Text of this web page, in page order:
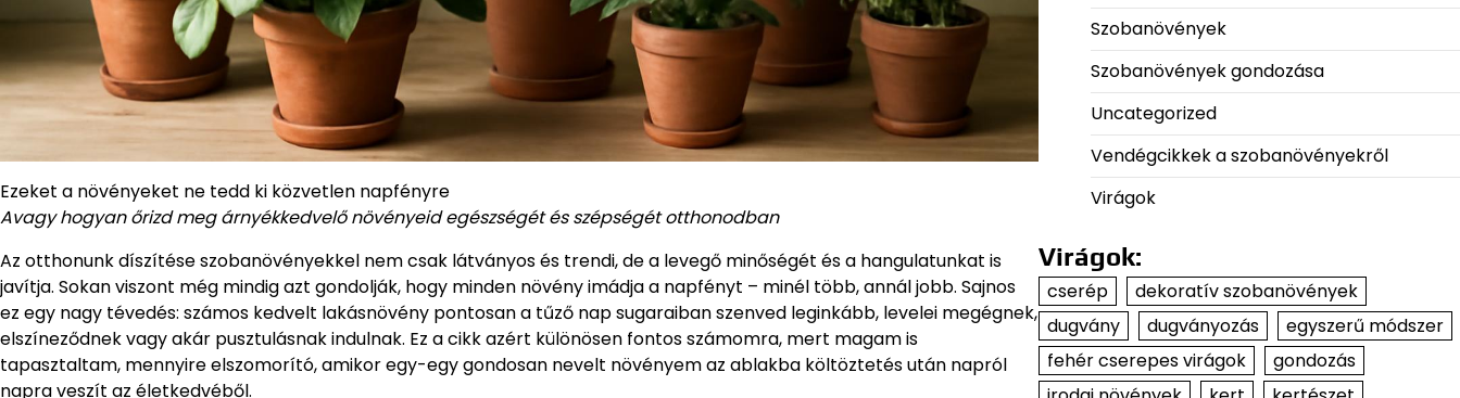
Ezeket a növényeket ne tedd ki közvetlen napfényre
Avagy hogyan őrizd meg árnyékkedvelő növényeid egészségét és szépségét otthonodban
Az otthonunk díszítése szobanövényekkel nem csak látványos és trendi, de a levegő minőségét és a hangulatunkat is
javítja. Sokan viszont még mindig azt gondolják, hogy minden növény imádja a napfényt – minél több, annál jobb. Sajnos
ez egy nagy tévedés: számos kedvelt lakásnövény pontosan a tűző nap sugaraiban szenved leginkább, levelei megégnek,
elszíneződnek vagy akár pusztulásnak indulnak. Ez a cikk azért különösen fontos számomra, mert magam is
tapasztaltam, mennyire elszomorító, amikor egy-egy gondosan nevelt növényem az ablakba költöztetés után napról
napra veszít az életkedvéből.
Szobanövények
Szobanövények gondozása
Uncategorized
Vendégcikkek a szobanövényekről
Virágok
Virágok:
cserép
dekoratív szobanövények
dugvány
dugványozás
egyszerű módszer
fehér cserepes virágok
gondozás